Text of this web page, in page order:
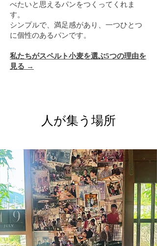
べたいと思えるパンをつくってくれま
す。
シンプルで、満足感があり、一つひとつ
に個性のあるパンです。
私たちがスペルト小麦を選ぶ5つの理由を
見る →
人が集う場所